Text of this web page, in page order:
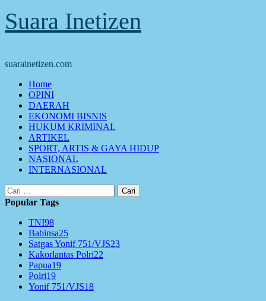
Suara Inetizen
suarainetizen.com
Primary
Menu
Home
OPINI
DAERAH
EKONOMI BISNIS
HUKUM KRIMINAL
ARTIKEL
SPORT, ARTIS & GAYA HIDUP
NASIONAL
INTERNASIONAL
Cari
untuk:
Popular Tags
TNI98
Babinsa25
Satgas Yonif 751/VJS23
Kakorlantas Polri22
Papua19
Polri19
Yonif 751/VJS18